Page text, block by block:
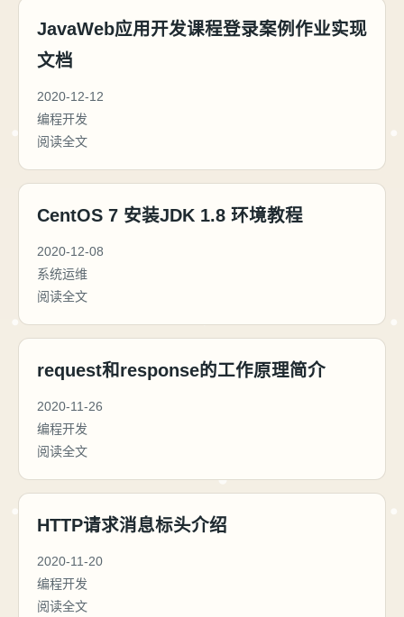
JavaWeb应用开发课程登录案例作业实现
文档
2020-12-12
编程开发
阅读全文
CentOS 7 安装JDK 1.8 环境教程
2020-12-08
系统运维
阅读全文
request和response的工作原理简介
2020-11-26
编程开发
阅读全文
HTTP请求消息标头介绍
2020-11-20
编程开发
阅读全文